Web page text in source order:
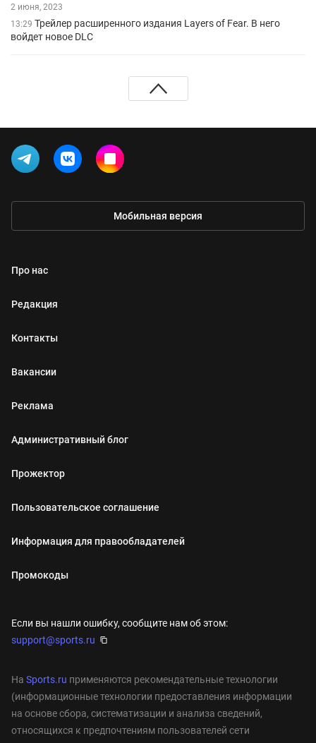
2 июня, 2023
13:29 Трейлер расширенного издания Layers of Fear. В него
войдет новое DLC
Мобильная версия
Про нас
Редакция
Контакты
Вакансии
Реклама
Административный блог
Прожектор
Пользовательское соглашение
Информация для правообладателей
Промокоды
Если вы нашли ошибку, сообщите нам об этом:
support@sports.ru
На Sports.ru применяются рекомендательные технологии
(информационные технологии предоставления информации
на основе сбора, систематизации и анализа сведений,
относящихся к предпочтениям пользователей сети